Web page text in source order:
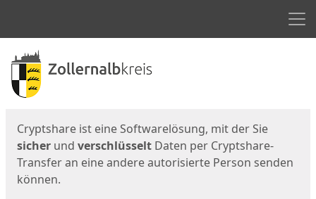
Start
Cryptshare ist eine Softwarelösung, mit der Sie
sicher und verschlüsselt Daten per Cryptshare-
Transfer an eine andere autorisierte Person senden
können.